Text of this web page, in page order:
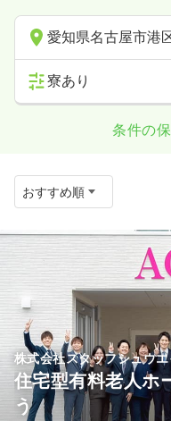
愛知県名古屋市港
寮あり
条件の
株式会社スタッフシュウ
住宅型有料老人ホ
う